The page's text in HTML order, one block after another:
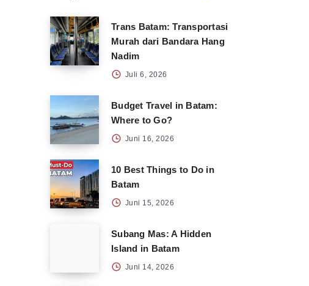
Trans Batam: Transportasi
Murah dari Bandara Hang
Nadim
Juli 6, 2026
Budget Travel in Batam:
Where to Go?
Juni 16, 2026
10 Best Things to Do in
Batam
Juni 15, 2026
Subang Mas: A Hidden
Island in Batam
Juni 14, 2026